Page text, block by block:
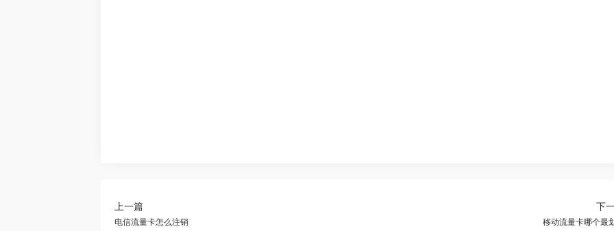
上一篇
电信流量卡怎么注销
下
移动流量卡哪个最